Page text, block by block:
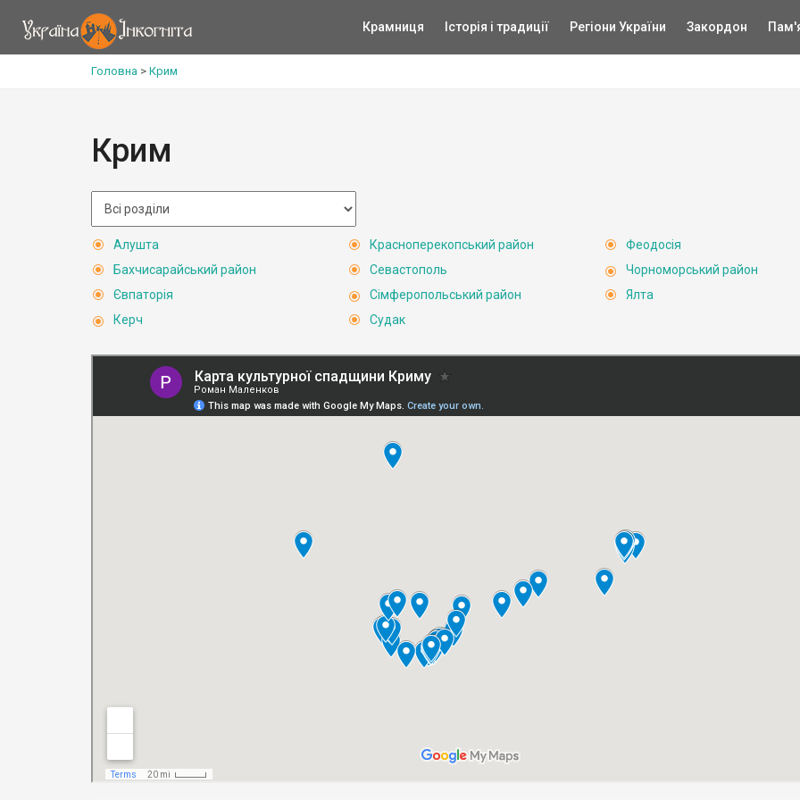
Крамниця Історія і традиції Регіони України Закордон
Головна > Крим
Крим
Алушта
Бахчисарайський район
Євпаторія
Керч
Красноперекопський район
Севастополь
Сімферопольський район
Судак
Феодосія
Чорноморський район
Ялта